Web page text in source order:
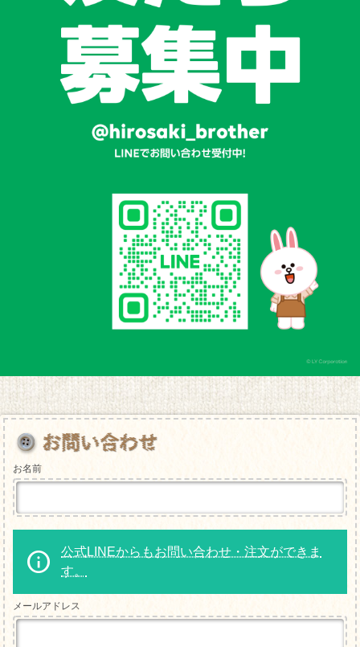
お名前
公式LINEからもお問い合わせ・注文ができま
す。
メールアドレス